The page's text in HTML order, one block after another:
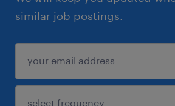
similar job postings.